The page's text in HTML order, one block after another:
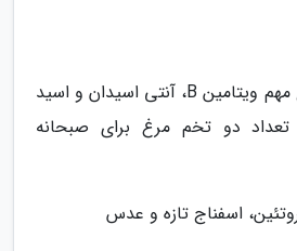
تخم مرغ یکی از منابع مهم ویتامین B، آنتی اسیدان و اسید
3 است. تعداد دو تخم مرغ برای صبحانه
اسفناج تازه و عدس